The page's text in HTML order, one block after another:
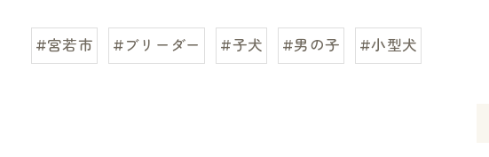
#宮若市 #ブリーダー #子犬 #男の子 #小型犬
お気軽にお問い合わせください